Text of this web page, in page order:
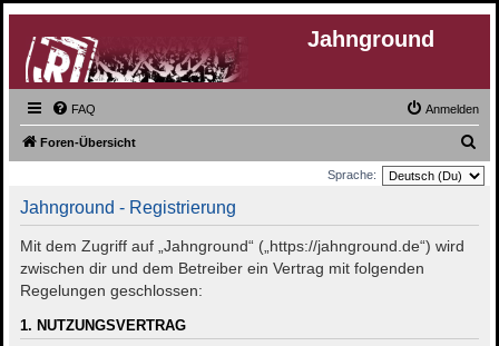
Jahnground
FAQ Anmelden
Foren-Übersicht
u
Sprache:
Jahnground - Registrierung
Mit dem Zugriff auf „Jahnground“ („https://jahnground.de“) wird
zwischen dir und dem Betreiber ein Vertrag mit folgenden
Regelungen geschlossen:
1. NUTZUNGSVERTRAG